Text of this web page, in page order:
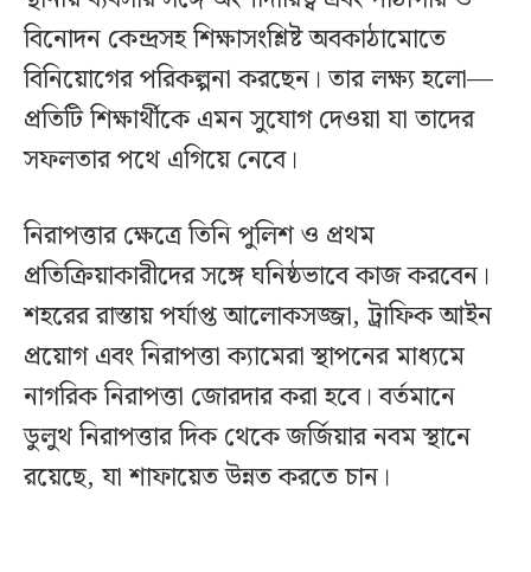
বিনোদন কেন্দ্রসহ শিক্ষাসংশ্লিষ্ট অবকাঠামোতে
বিনিয়োগের পরিকল্পনা করছেন। তার লক্ষ্য হলো—
প্রতিটি শিক্ষার্থীকে এমন সুযোগ দেওয়া যা তাদের
সফলতার পথে এগিয়ে নেবে।
নিরাপত্তার ক্ষেত্রে তিনি পুলিশ ও প্রথম
প্রতিক্রিয়াকারীদের সঙ্গে ঘনিষ্ঠভাবে কাজ করবেন।
শহরের রাস্তায় পর্যাপ্ত আলোকসজ্জা, ট্রাফিক আইন
প্রয়োগ এবং নিরাপত্তা ক্যামেরা স্থাপনের মাধ্যমে
নাগরিক নিরাপত্তা জোরদার করা হবে। বর্তমানে
ডুলুথ নিরাপত্তার দিক থেকে জর্জিয়ার নবম স্থানে
রয়েছে, যা শাফায়েত উন্নত করতে চান।